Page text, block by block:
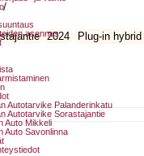
asennus
Autotarvike Palanderinkatu
Autotarvike Sorastajantie
Auto Mikkeli
Auto Savonlinna
/
2024 Plug-in hybrid